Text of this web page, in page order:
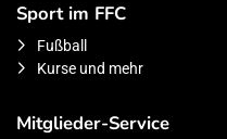
Sport im FFC
Fußball
Kurse und mehr
Mitglieder-Service